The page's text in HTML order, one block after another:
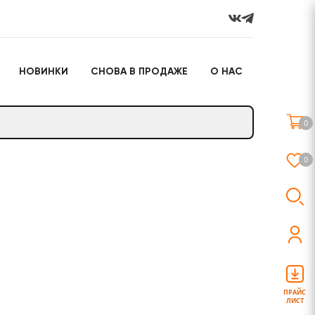
НОВИНКИ СНОВА В ПРОДАЖЕ О НАС
Настольные игры
Подарочные наборы
Слайм
0
0
ПРАЙС
ЛИСТ